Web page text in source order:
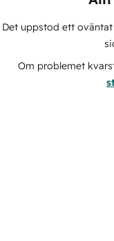
Det uppstod ett
Om problemet